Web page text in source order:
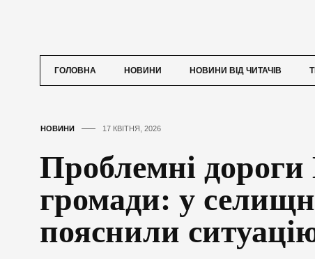
ГОЛОВНА НОВИНИ НОВИНИ ВІД ЧИТАЧІВ
НОВИНИ 17 КВІТНЯ, 2026
Проблемні дороги
громади: у
пояснили